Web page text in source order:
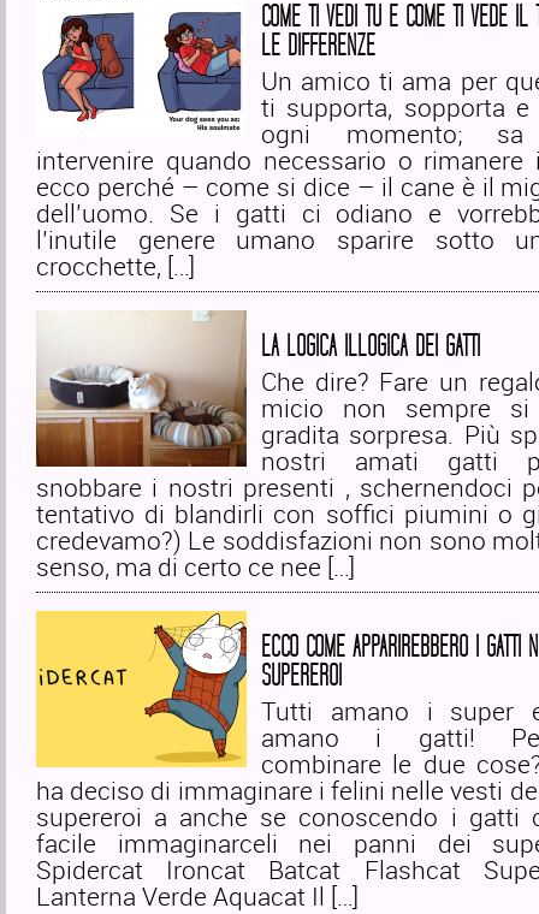
COME TI VEDI TU E COME TI VEDE IL
LE DIFFERENZE
Un amico ti ama per
ti supporta, sopporta
ogni momento; sa
intervenire quando necessario o rimanere
ecco perché – come si dice – il cane è il
dell’uomo. Se i gatti ci odiano e
l’inutile genere umano sparire sotto
crocchette, […]
LA LOGICA ILLOGICA DEI GATTI
Che dire? Fare un
micio non sempre
gradita sorpresa. Più
nostri amati gatti
snobbare i nostri presenti , schernendoci
tentativo di blandirli con soffici piumini o
credevamo?) Le soddisfazioni non sono
senso, ma di certo ce nee […]
ECCO COME APPARIREBBERO I GATTI
SUPEREROI
Tutti amano i super
amano i gatti!
combinare le due
ha deciso di immaginare i felini nelle vesti
supereroi a anche se conoscendo i gatti
facile immaginarceli nei panni dei
Spidercat Ironcat Batcat Flashcat
Lanterna Verde Aquacat Il […]